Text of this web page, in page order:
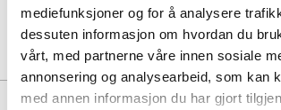
mediefunksjoner og for å analysere
dessuten informasjon om hvordan du
vårt, med partnerne våre innen sosiale
annonsering og analysearbeid, som kan
med annen informasjon du har gjort
Art. nr
13953400
Lev. art. nr
825774
Produktdetaljer